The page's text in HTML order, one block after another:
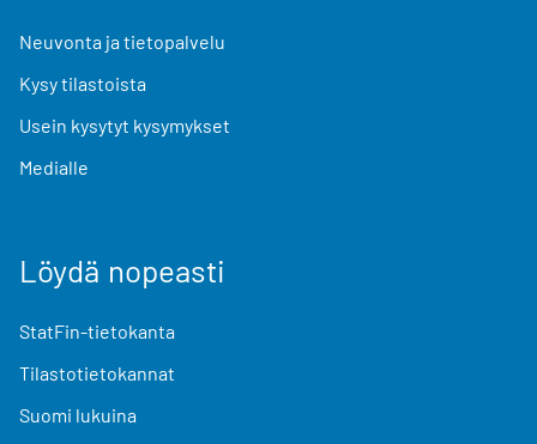
Neuvonta ja tietopalvelu
Kysy tilastoista
Usein kysytyt kysymykset
Medialle
Löydä nopeasti
StatFin-tietokanta
Tilastotietokannat
Suomi lukuina